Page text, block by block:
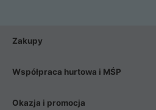
Zakupy
Współpraca hurtowa i MŚP
Okazja i promocja